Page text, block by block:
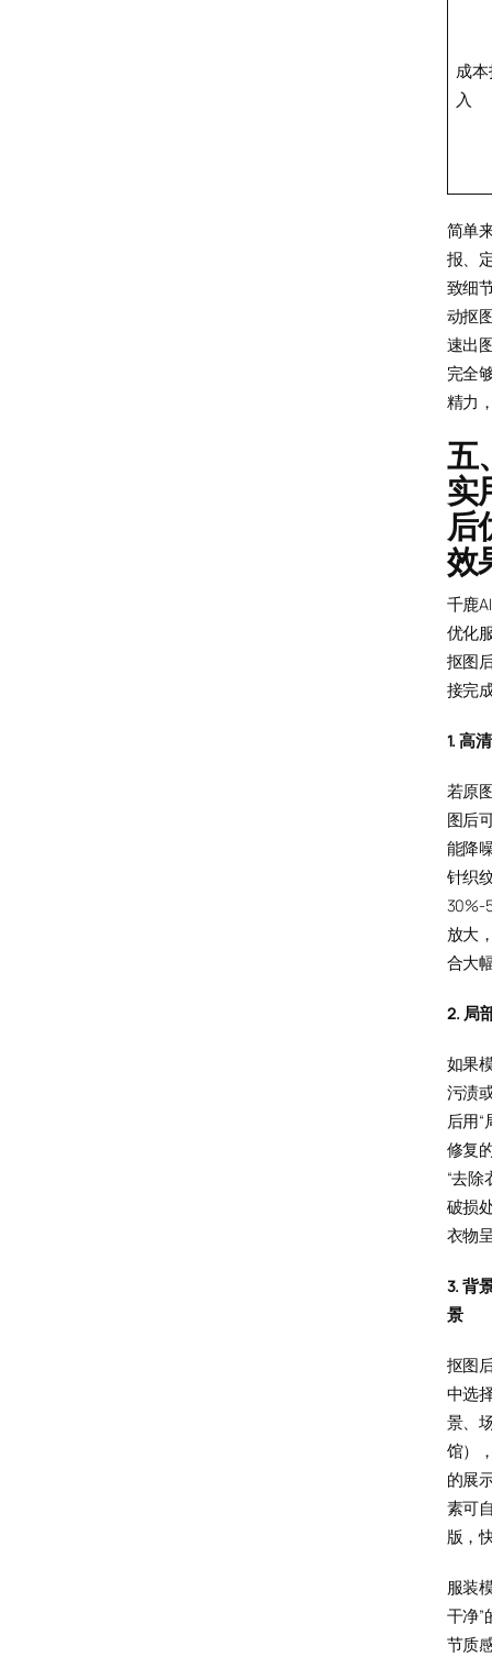
成
入
简单
报、
致细
动抠
速出
完全
精力
五
实
后
效
千鹿
优化
抠图
接完
1. 高
若原
图后
能降
针织
30%-
放大
合大
2. 局
如果
污渍
后用
修复
“去除
破损
衣物
3. 背
景
抠图
中选
景、
馆）
的展
素可
版，
服装
干净
节质